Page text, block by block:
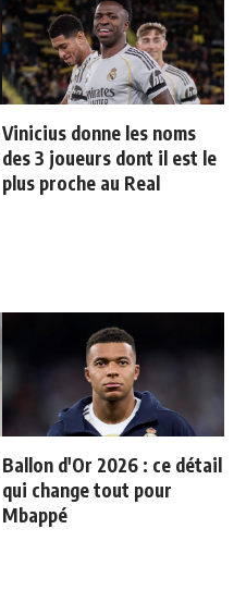
Vinicius donne les noms
des 3 joueurs dont il est le
plus proche au Real
Ballon d'Or 2026 : ce détail
qui change tout pour
Mbappé